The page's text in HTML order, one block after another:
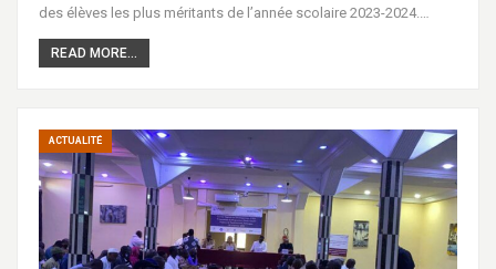
des élèves les plus méritants de l’année scolaire 2023-2024.…
READ MORE...
ACTUALITÉ